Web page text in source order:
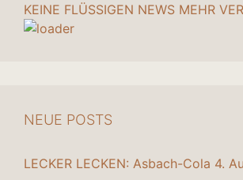
KEINE FLÜSSIGEN NEWS MEHR
NEUE POSTS
LECKER LECKEN: Asbach-Cola 4.